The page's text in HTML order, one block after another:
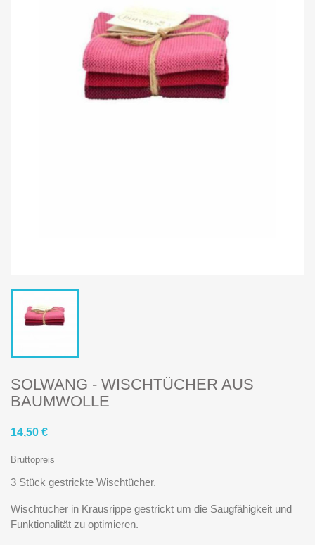
SOLWANG - WISCHTÜCHER AUS
BAUMWOLLE
14,50 €
Bruttopreis
3 Stück gestrickte Wischtücher.
Wischtücher in Krausrippe gestrickt um die Saugfähigkeit und
Funktionalität zu optimieren.